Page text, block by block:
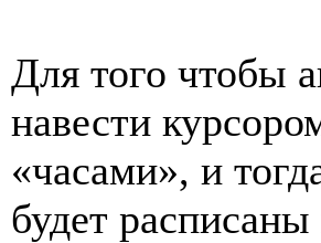
Для того чтобы
навести
«часами», и
будет